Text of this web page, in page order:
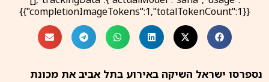
{"completionImageTokens":1,"totalTokenCount":1}}}
נספרסו ישראל השיקה באירוע בתל אביב את מכונת